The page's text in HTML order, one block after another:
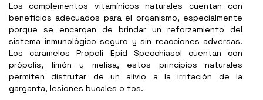
Los complementos vitamínicos naturales cuentan con
beneficios adecuados para el organismo, especialmente
porque se encargan de brindar un reforzamiento del
sistema inmunológico seguro y sin reacciones adversas.
Los caramelos Propoli Epid Specchiasol cuentan con
própolis, limón y melisa, estos principios naturales
permiten disfrutar de un alivio a la irritación de la
garganta, lesiones bucales o tos.